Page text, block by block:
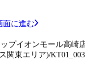
面に進む
プイオンモール高崎
関東エリア)/